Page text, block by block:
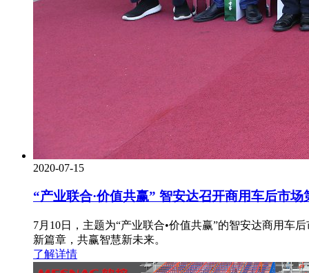
2020-07-15
“产业联合·价值共赢” 智安达召开商用车后市
7月10日，主题为“产业联合•价值共赢”的智安达商用车
新篇章，共赢智慧新未来。
了解详情